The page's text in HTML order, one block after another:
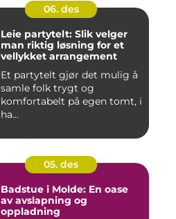
06. des
Leie partytelt: Slik velger
man riktig løsning for et
vellykket arrangement
Et partytelt gjør det mulig å
samle folk trygt og
komfortabelt på egen tomt, i
ha...
05. des
Badstue i Molde: En oase
av avslapning og
oppladning